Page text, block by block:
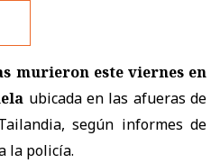
murieron este viernes en
ubicada en las afueras de
según informes de
la policía.